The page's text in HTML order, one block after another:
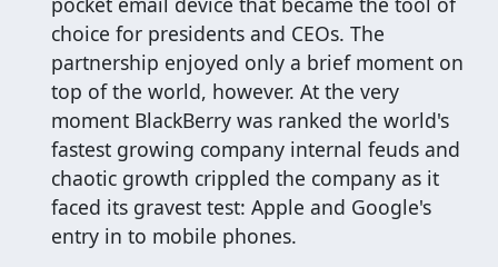
choice for presidents and CEOs. The
partnership enjoyed only a brief moment on
top of the world, however. At the very
moment BlackBerry was ranked the world's
fastest growing company internal feuds and
chaotic growth crippled the company as it
faced its gravest test: Apple and Google's
entry in to mobile phones.